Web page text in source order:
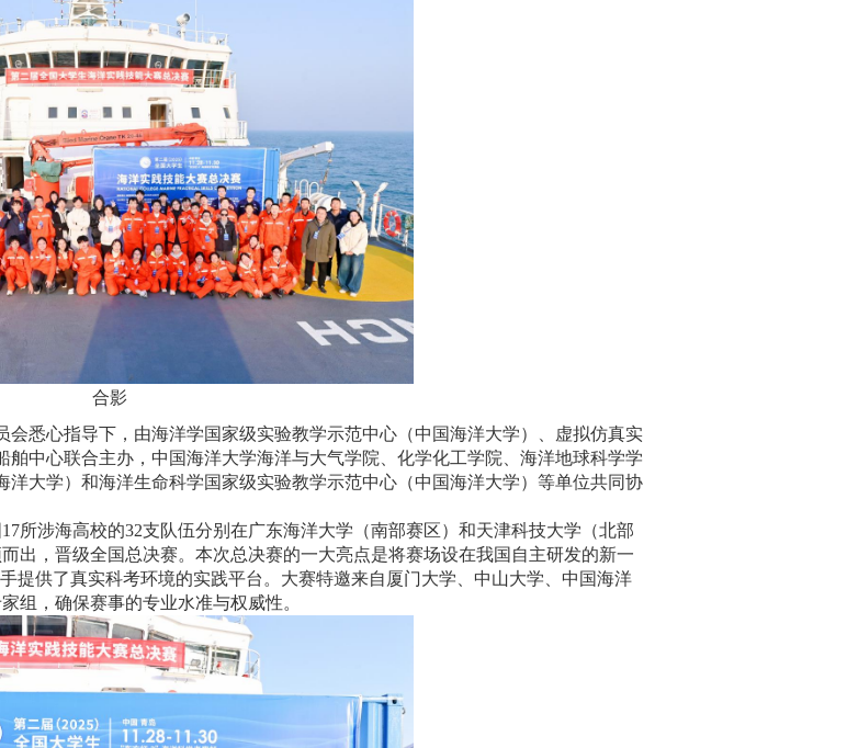
合影
悉心指导下，由海洋学国家级实验教学示范中心（中国海洋大学）、虚拟仿真实
中心联合主办，中国海洋大学海洋与大气学院、化学化工学院、海洋地球科学学
大学）和海洋生命科学国家级实验教学示范中心（中国海洋大学）等单位共同协
17所涉海高校的32支队伍分别在广东海洋大学（南部赛区）和天津科技大学（北部
出，晋级全国总决赛。本次总决赛的一大亮点是将赛场设在我国自主研发的新一
提供了真实科考环境的实践平台。大赛特邀来自厦门大学、中山大学、中国海洋
组，确保赛事的专业水准与权威性。